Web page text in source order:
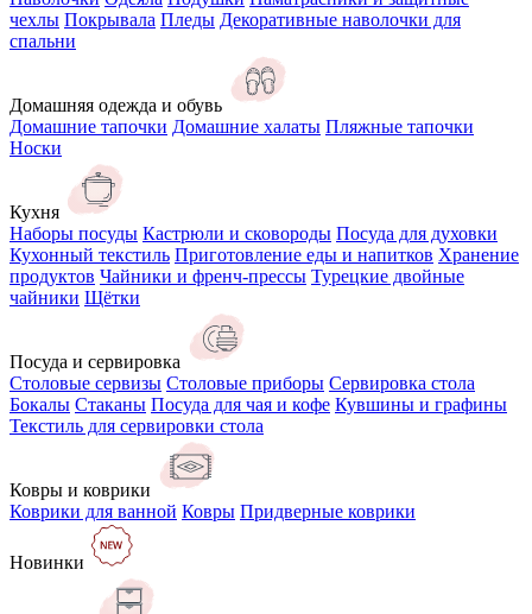
чехлы Покрывала Пледы Декоративные наволочки для
спальни
Домашняя одежда и обувь
Домашние тапочки Домашние халаты Пляжные тапочки
Носки
Кухня
Наборы посуды Кастрюли и сковороды Посуда для духовки
Кухонный текстиль Приготовление еды и напитков Хранение
продуктов Чайники и френч-прессы Турецкие двойные
чайники Щётки
Посуда и сервировка
Столовые сервизы Столовые приборы Сервировка стола
Бокалы Стаканы Посуда для чая и кофе Кувшины и графины
Текстиль для сервировки стола
Ковры и коврики
Коврики для ванной Ковры Придверные коврики
Новинки